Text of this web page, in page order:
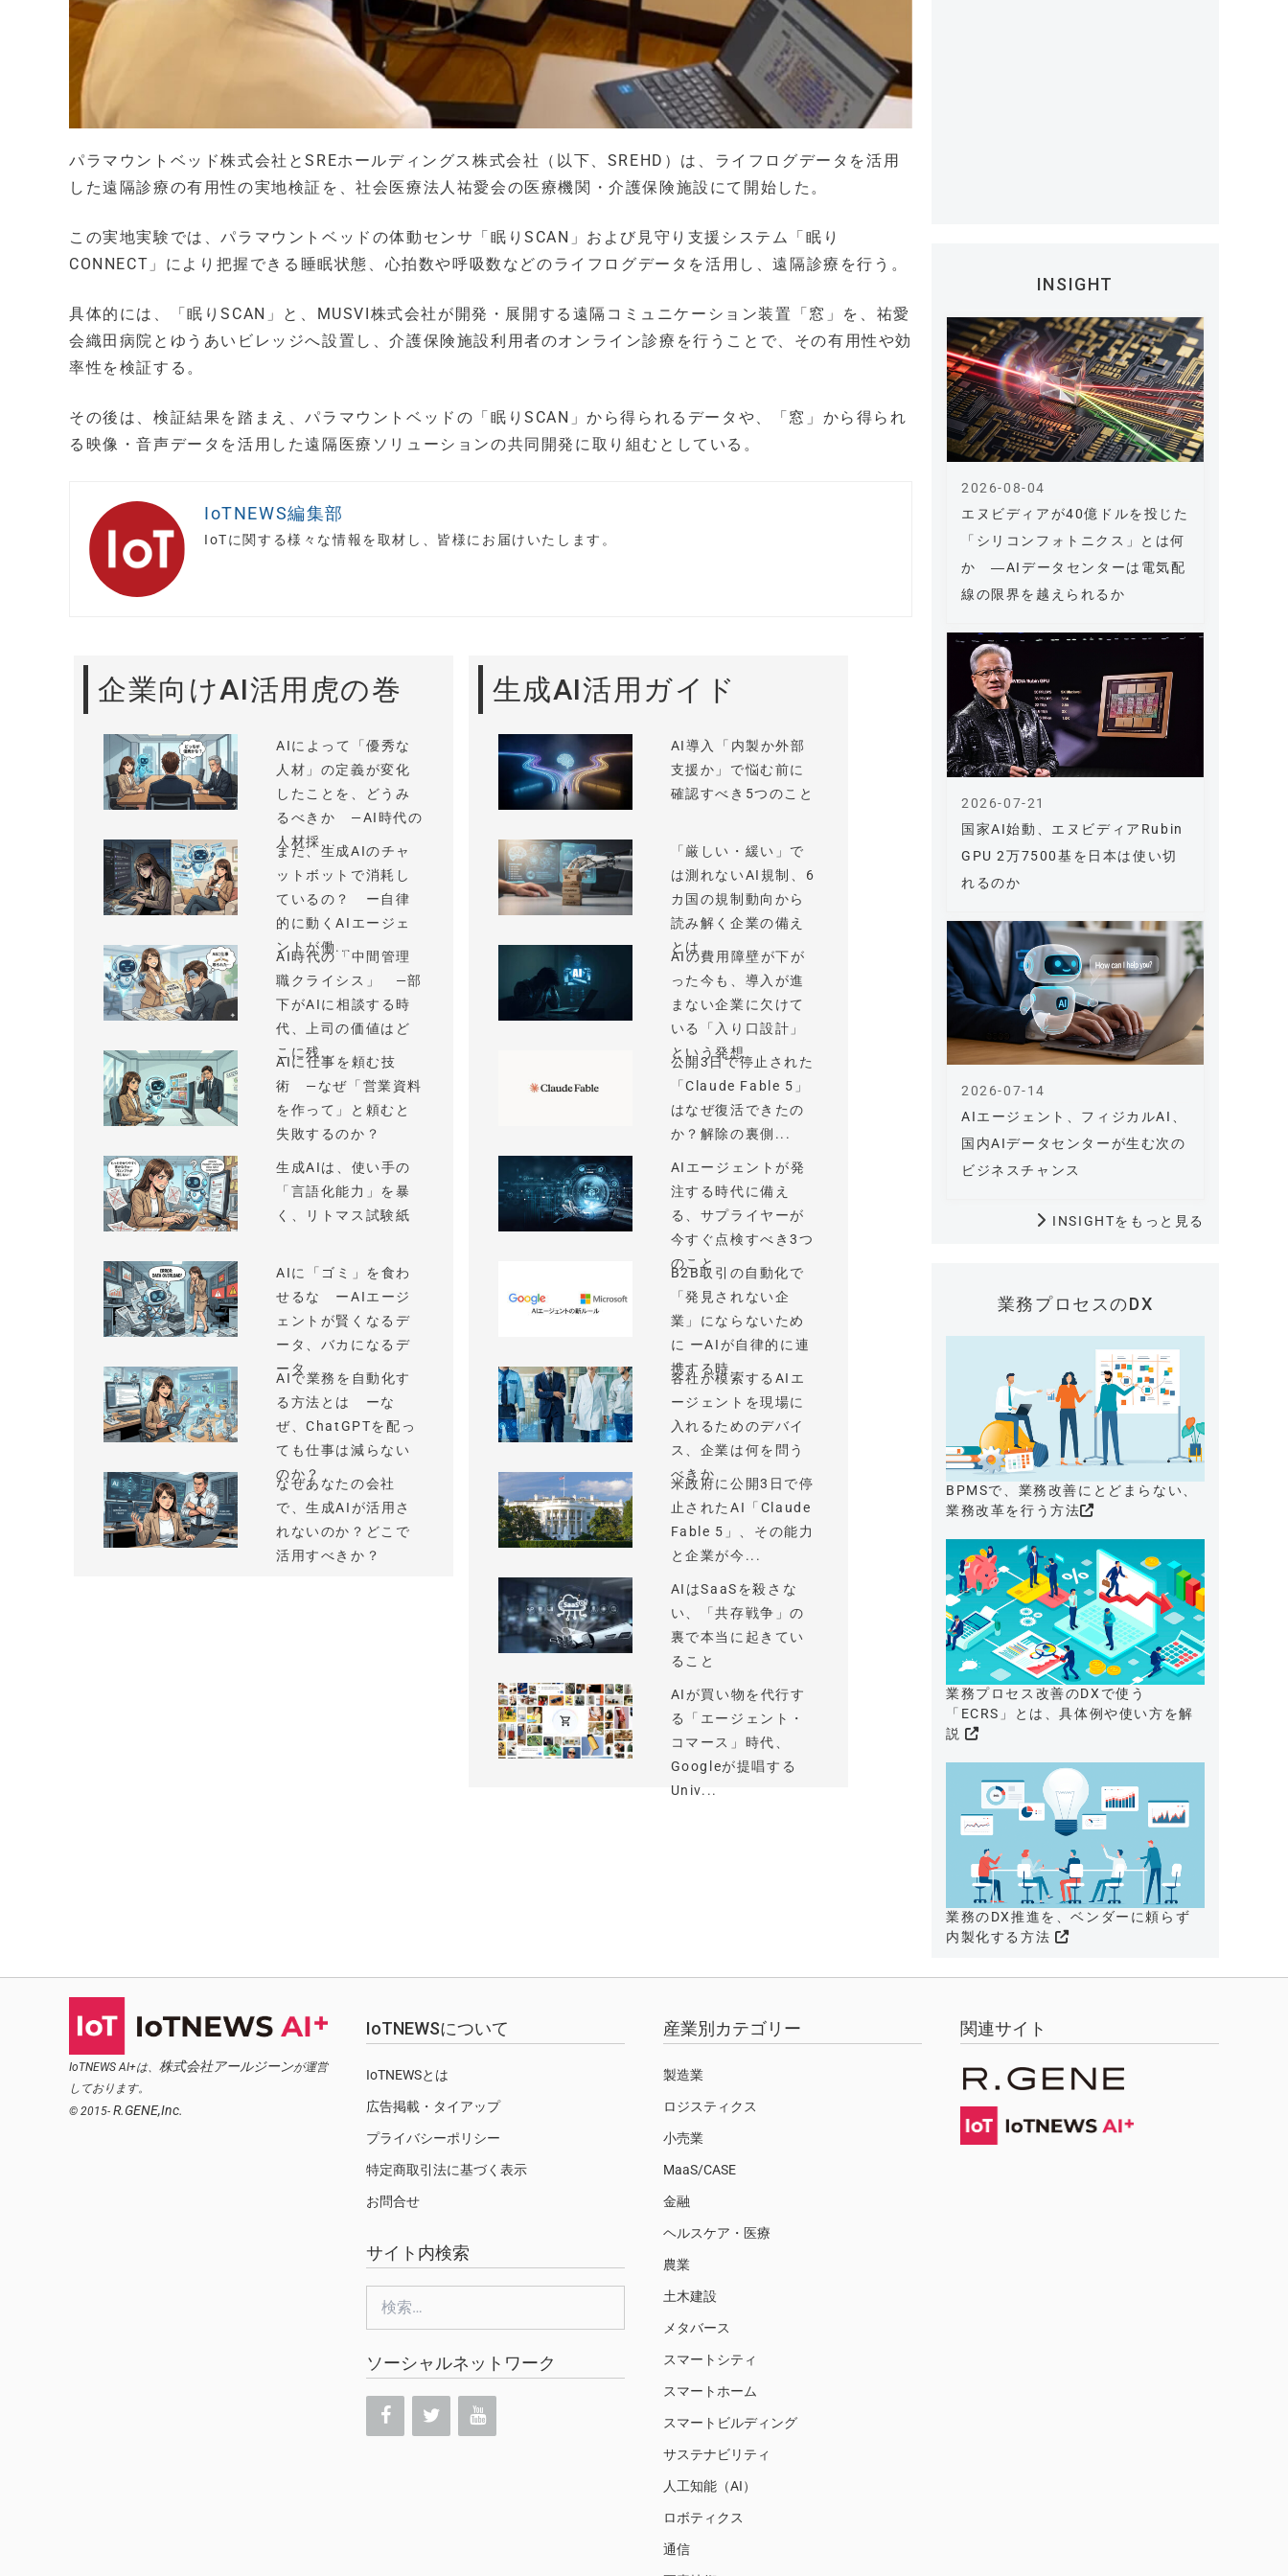
パラマウントベッド株式会社とSREホールディングス株式会社（以下、SREHD）は、ライフログデータを活用
した遠隔診療の有用性の実地検証を、社会医療法人祐愛会の医療機関・介護保険施設にて開始した。
この実地実験では、パラマウントベッドの体動センサ「眠りSCAN」および見守り支援システム「眠り
CONNECT」により把握できる睡眠状態、心拍数や呼吸数などのライフログデータを活用し、遠隔診療を行う。
具体的には、「眠りSCAN」と、MUSVI株式会社が開発・展開する遠隔コミュニケーション装置「窓」を、祐愛
会織田病院とゆうあいビレッジへ設置し、介護保険施設利用者のオンライン診療を行うことで、その有用性や効
率性を検証する。
その後は、検証結果を踏まえ、パラマウントベッドの「眠りSCAN」から得られるデータや、「窓」から得られ
る映像・音声データを活用した遠隔医療ソリューションの共同開発に取り組むとしている。
IoTNEWS編集部
IoTに関する様々な情報を取材し、皆様にお届けいたします。
企業向けAI活用虎の巻
AIによって「優秀な
人材」の定義が変化
したことを、どうみ
るべきか —AI時代の
人材採...
まだ、生成AIのチャ
ットボットで消耗し
ているの？ ー自律
的に動くAIエージェ
ントが働...
AI時代の「中間管理
職クライシス」 —部
下がAIに相談する時
代、上司の価値はど
こに残...
AIに仕事を頼む技
術 —なぜ「営業資料
を作って」と頼むと
失敗するのか？
生成AIは、使い手の
「言語化能力」を暴
く、リトマス試験紙
AIに「ゴミ」を食わ
せるな ーAIエージ
ェントが賢くなるデ
ータ、バカになるデ
ータ
AIで業務を自動化す
る方法とは ーな
ぜ、ChatGPTを配っ
ても仕事は減らない
のか？
なぜあなたの会社
で、生成AIが活用さ
れないのか？どこで
活用すべきか？
生成AI活用ガイド
AI導入「内製か外部
支援か」で悩む前に
確認すべき5つのこと
「厳しい・緩い」で
は測れないAI規制、6
カ国の規制動向から
読み解く企業の備え
とは
AIの費用障壁が下が
った今も、導入が進
まない企業に欠けて
いる「入り口設計」
という発想
公開3日で停止された
「Claude Fable 5」
はなぜ復活できたの
か？解除の裏側...
AIエージェントが発
注する時代に備え
る、サプライヤーが
今すぐ点検すべき3つ
のこと
B2B取引の自動化で
「発見されない企
業」にならないため
に ーAIが自律的に連
携する時...
各社が模索するAIエ
ージェントを現場に
入れるためのデバイ
ス、企業は何を問う
べきか
米政府に公開3日で停
止されたAI「Claude
Fable 5」、その能力
と企業が今...
AIはSaaSを殺さな
い、「共存戦争」の
裏で本当に起きてい
ること
AIが買い物を代行す
る「エージェント・
コマース」時代、
Googleが提唱する
Univ...
INSIGHT
エヌビディアが40億ドルを投じた
「シリコンフォトニクス」とは何
か ―AIデータセンターは電気配
線の限界を越えられるか
2026-08-04
国家AI始動、エヌビディアRubin
GPU 2万7500基を日本は使い切
れるのか
2026-07-21
AIエージェント、フィジカルAI、
国内AIデータセンターが生む次の
ビジネスチャンス
2026-07-14
INSIGHTをもっと見る
業務プロセスのDX
BPMSで、業務改善にとどまらない、
業務改革を行う方法
業務プロセス改善のDXで使う
「ECRS」とは、具体例や使い方を解
説
業務のDX推進を、ベンダーに頼らず
内製化する方法
IoTNEWS AI+は、 株式会社アールジーンが運営
しております。
© 2015- R.GENE,Inc.
IoTNEWSについて
IoTNEWSとは
広告掲載・タイアップ
プライバシーポリシー
特定商取引法に基づく表示
お問合せ
サイト内検索
索:
ソーシャルネットワーク
産業別カテゴリー
製造業
ロジスティクス
小売業
MaaS/CASE
金融
ヘルスケア・医療
農業
土木建設
メタバース
スマートシティ
スマートホーム
スマートビルディング
サステナビリティ
人工知能（AI）
ロボティクス
通信
関連サイト